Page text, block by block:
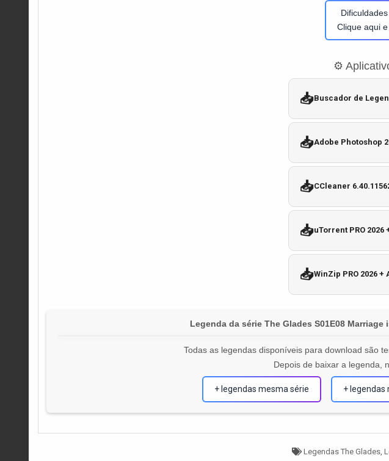
Clique aqui
⚙️
📥Buscador de
📥Adobe Photoshop
📥CCleaner
📥uTorrent PRO 2026
📥WinZip PRO 2026 +
Legenda da série The Glades S01E08 Marriage
Todas as legendas disponíveis para download são
Depois de baixar a legenda,
+ legendas mesma série +
Tagged
Legendas The Glades